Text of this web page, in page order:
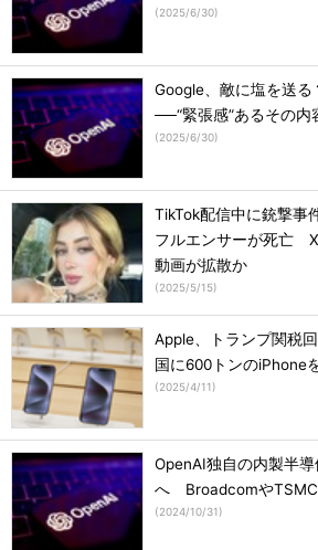
(2025/6/30)
Google、敵に塩を送
──“緊張感”あるその内
(2025/6/30)
TikTok配信中に銃撃
フルエンサーが死亡
動画が拡散か
(2025/5/15)
Apple、トランプ関税
国に600トンのiPhone
(2025/4/11)
OpenAI独自の内製半
へ BroadcomやTSMC
(2024/10/31)